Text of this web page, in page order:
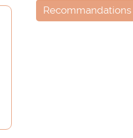
Recommandations